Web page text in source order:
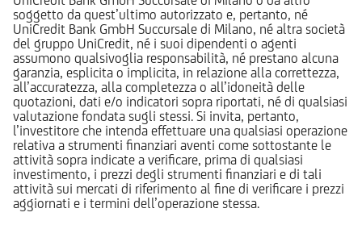
soggetto da quest’ultimo autorizzato e, pertanto, né
UniCredit Bank GmbH Succursale di Milano, né altra società
del gruppo UniCredit, né i suoi dipendenti o agenti
assumono qualsivoglia responsabilità, né prestano alcuna
garanzia, esplicita o implicita, in relazione alla correttezza,
all’accuratezza, alla completezza o all’idoneità delle
quotazioni, dati e/o indicatori sopra riportati, né di qualsiasi
valutazione fondata sugli stessi. Si invita, pertanto,
l’investitore che intenda effettuare una qualsiasi operazione
relativa a strumenti finanziari aventi come sottostante le
attività sopra indicate a verificare, prima di qualsiasi
investimento, i prezzi degli strumenti finanziari e di tali
attività sui mercati di riferimento al fine di verificare i prezzi
aggiornati e i termini dell’operazione stessa.